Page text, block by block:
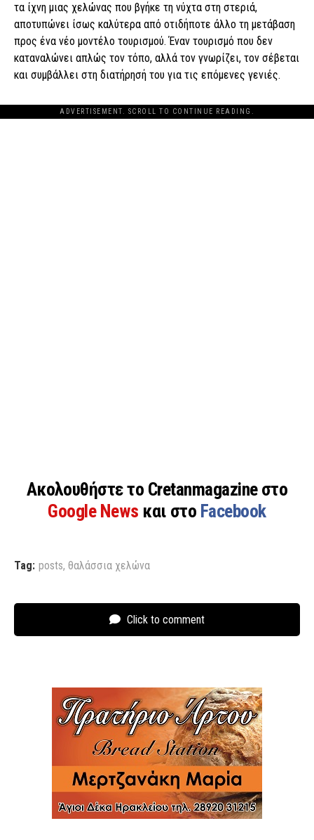
τα ίχνη μιας χελώνας που βγήκε τη νύχτα στη στεριά,
αποτυπώνει ίσως καλύτερα από οτιδήποτε άλλο τη μετάβαση
προς ένα νέο μοντέλο τουρισμού. Έναν τουρισμό που δεν
καταναλώνει απλώς τον τόπο, αλλά τον γνωρίζει, τον σέβεται
και συμβάλλει στη διατήρησή του για τις επόμενες γενιές.
ADVERTISEMENT. SCROLL TO CONTINUE READING.
Ακολουθήστε το Cretanmagazine στο
Google News και στο Facebook
Tag: posts, θαλάσσια χελώνα
Click to comment